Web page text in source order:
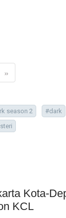
»
season 2 #dark
Kota-
KCL